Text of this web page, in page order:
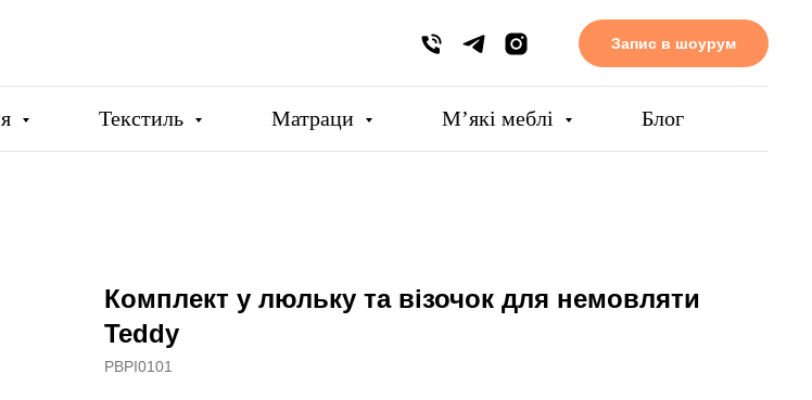
Запис в шоурум
Текстиль Матраци Мʼякі меблі Блог
Комплект у люльку та візочок для немовляти
Teddy
PBPI0101